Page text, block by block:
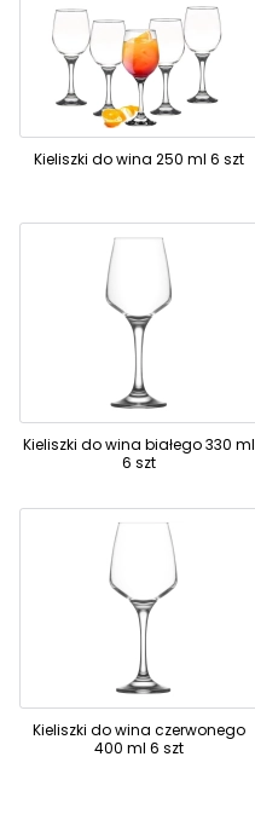
Kieliszki do wina 250 ml 6 szt
Kieliszki do wina białego 330 ml
6 szt
Kieliszki do wina czerwonego
400 ml 6 szt